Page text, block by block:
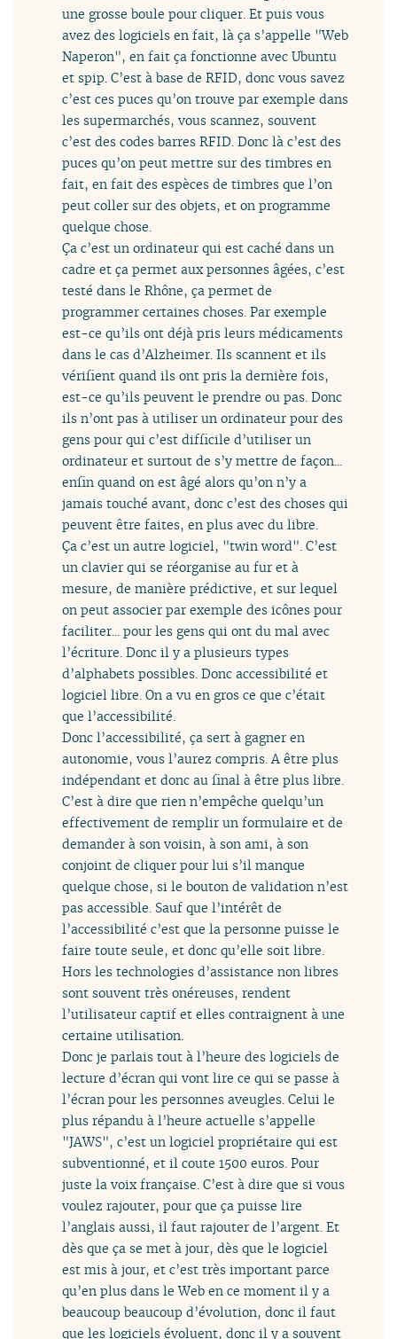
une grosse boule pour cliquer. Et puis vous
avez des logiciels en fait, là ça s’appelle "Web
Naperon", en fait ça fonctionne avec Ubuntu
et spip. C’est à base de RFID, donc vous savez
c’est ces puces qu’on trouve par exemple dans
les supermarchés, vous scannez, souvent
c’est des codes barres RFID. Donc là c’est des
puces qu’on peut mettre sur des timbres en
fait, en fait des espèces de timbres que l’on
peut coller sur des objets, et on programme
quelque chose.
Ça c’est un ordinateur qui est caché dans un
cadre et ça permet aux personnes âgées, c’est
testé dans le Rhône, ça permet de
programmer certaines choses. Par exemple
est-ce qu’ils ont déjà pris leurs médicaments
dans le cas d’Alzheimer. Ils scannent et ils
vérifient quand ils ont pris la dernière fois,
est-ce qu’ils peuvent le prendre ou pas. Donc
ils n’ont pas à utiliser un ordinateur pour des
gens pour qui c’est difficile d’utiliser un
ordinateur et surtout de s’y mettre de façon...
enfin quand on est âgé alors qu’on n’y a
jamais touché avant, donc c’est des choses qui
peuvent être faites, en plus avec du libre.
Ça c’est un autre logiciel, "twin word". C’est
un clavier qui se réorganise au fur et à
mesure, de manière prédictive, et sur lequel
on peut associer par exemple des icônes pour
faciliter... pour les gens qui ont du mal avec
l’écriture. Donc il y a plusieurs types
d’alphabets possibles. Donc accessibilité et
logiciel libre. On a vu en gros ce que c’était
que l’accessibilité.
Donc l’accessibilité, ça sert à gagner en
autonomie, vous l’aurez compris. A être plus
indépendant et donc au final à être plus libre.
C’est à dire que rien n’empêche quelqu’un
effectivement de remplir un formulaire et de
demander à son voisin, à son ami, à son
conjoint de cliquer pour lui s’il manque
quelque chose, si le bouton de validation n’est
pas accessible. Sauf que l’intérêt de
l’accessibilité c’est que la personne puisse le
faire toute seule, et donc qu’elle soit libre.
Hors les technologies d’assistance non libres
sont souvent très onéreuses, rendent
l’utilisateur captif et elles contraignent à une
certaine utilisation.
Donc je parlais tout à l’heure des logiciels de
lecture d’écran qui vont lire ce qui se passe à
l’écran pour les personnes aveugles. Celui le
plus répandu à l’heure actuelle s’appelle
"JAWS", c’est un logiciel propriétaire qui est
subventionné, et il coute 1500 euros. Pour
juste la voix française. C’est à dire que si vous
voulez rajouter, pour que ça puisse lire
l’anglais aussi, il faut rajouter de l’argent. Et
dès que ça se met à jour, dès que le logiciel
est mis à jour, et c’est très important parce
qu’en plus dans le Web en ce moment il y a
beaucoup beaucoup d’évolution, donc il faut
que les logiciels évoluent, donc il y a souvent